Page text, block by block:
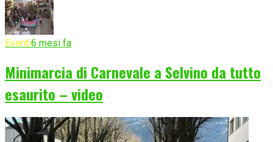
Eventi6 mesi fa
Minimarcia di Carnevale a Selvino da tutto
esaurito – video